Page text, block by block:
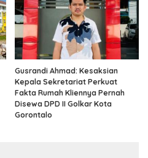
Gusrandi Ahmad: Kesaksian
Kepala Sekretariat Perkuat
Fakta Rumah Kliennya Pernah
Disewa DPD II Golkar Kota
Gorontalo